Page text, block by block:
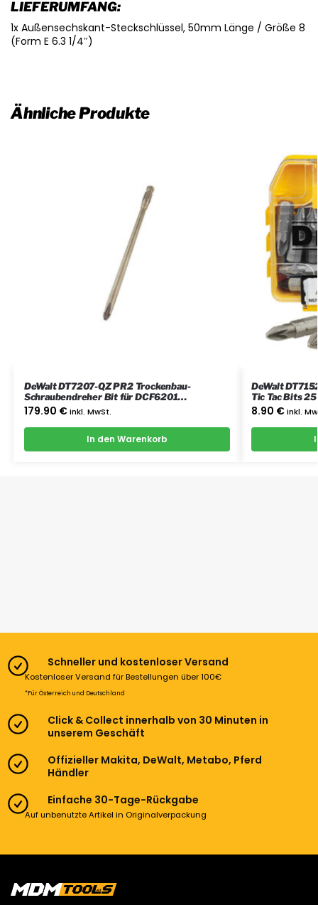
LIEFERUMFANG:
1x Außensechskant-Steckschlüssel, 50mm Länge / Größe 8
(Form E 6.3 1/4″)
Ähnliche Produkte
DeWalt DT7207-QZ PR2 Trockenbau-
Schraubendreher Bit für DCF6201
Trockenbau-Schraubendreher
179.90 € inkl. MwSt.
In den Warenkorb
DeWalt
Tic Tac Bits
8.90 € inkl.
Schneller und kostenloser Versand
Kostenloser Versand für Bestellungen über 100€
*Für Österreich und Deutschland
Click & Collect innerhalb von 30 Minuten in
unserem Geschäft
Offizieller Makita, DeWalt, Metabo, Pferd
Händler
Einfache 30-Tage-Rückgabe
Auf unbenutzte Artikel in Originalverpackung